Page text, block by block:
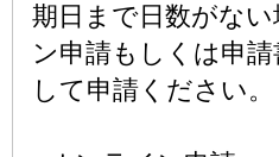
期日まで日数がな
ン申請もしくは申
して申請ください。